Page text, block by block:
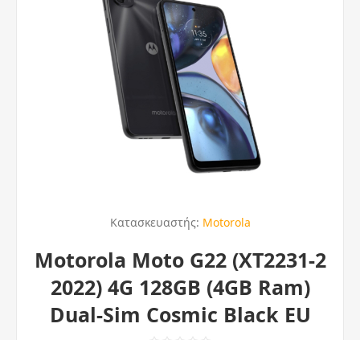
Κατασκευαστής: Motorola
Motorola Moto G22 (XT2231-2
2022) 4G 128GB (4GB Ram)
Dual-Sim Cosmic Black EU